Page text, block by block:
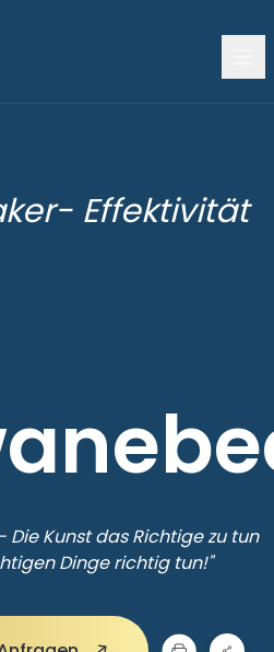
Effektivität
Die Kunst das Richtige zu tun
Dinge richtig tun!"